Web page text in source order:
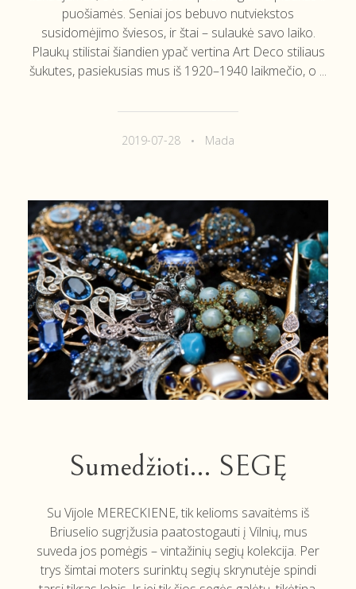
2019-07-28 Mada
puošiamės. Seniai jos bebuvo nutviekstos
susidomėjimo šviesos, ir štai – sulaukė savo laiko.
Plaukų stilistai šiandien ypač vertina Art Deco stiliaus
šukutes, pasiekusias mus iš 1920–1940 laikmečio, o ...
Sumedžioti… SEGĘ
Su Vijole MERECKIENE, tik kelioms savaitėms iš
Briuselio sugrįžusia paatostogauti į Vilnių, mus
suveda jos pomėgis – vintažinių segių kolekcija. Per
trys šimtai moters surinktų segių skrynutėje spindi